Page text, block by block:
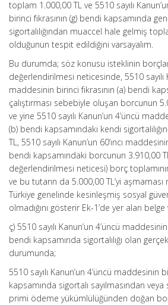
toplam 1.000,00 TL ve 5510 sayılı
birinci fıkrasının (g) bendi kapsamında
sigortalılığından muaccel hale gelmiş
olduğunun tespit edildiğini varsayalım.
Bu durumda; söz konusu isteklinin
değerlendirilmesi neticesinde, 5510 sayılı
maddesinin birinci fıkrasının (a) bendi
çalıştırması sebebiyle oluşan borcunun
ve yine 5510 sayılı Kanun’un 4’üncü
(b) bendi kapsamındaki kendi
TL, 5510 sayılı Kanun’un 60’ıncı
bendi kapsamındaki borcunun 3.910,00
değerlendirilmesi neticesi) borç
ve bu tutarın da 5.000,00 TL’yi
Türkiye genelinde kesinleşmiş sosyal
olmadığını gösterir Ek-1’de yer alan
ç) 5510 sayılı Kanun’un 4’üncü
bendi kapsamında sigortalılığı olan
durumunda;
5510 sayılı Kanun’un 4’üncü maddesinin
kapsamında sigortalı sayılmasından
primi ödeme yükümlülüğünden doğan